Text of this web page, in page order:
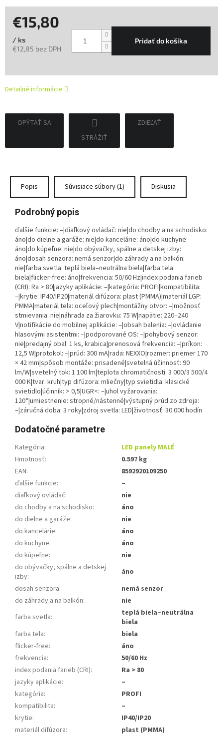
€15,80
/ ks
€12,85 bez DPH
Pridať do košíka
Detailné informácie
OPÝTAŤ SA
STRÁŽIŤ
ZDIEĽAŤ
Popis Súvisiace súbory (1) Diskusia
Podrobný popis
ďalšie funkcie: –|diaľkový ovládač: nie|do chodby a na schodisko:
áno|do dielne a garáže: nie|do kancelárie: áno|do kuchyne:
áno|do kúpeľne: nie|do obývačky, spálne a detskej izby:
áno|dosah senzora: nemá senzor|do záhrady a na balkón:
nie|farba svetla: teplá biela–neutrálna biela|farba tela:
biela|flicker-free: áno|frekvencia: 50/60 Hz|index podania farieb
(CRI): Ra > 80|jazyky aplikácie: –|kategória: PROFI|kompatibilita:
–|krytie: IP40/IP20|materiál difúzora: plast (PMMA)|materiál LGP:
PMMA|materiál tela: oceľový plech|montážny otvor: –|možnosť
stmievania: nie|náhrada za žiarovku: 75 W|napätie: 220–240
V|notifikácie do mobilnej aplikácie: –|obsah balenia: –|ovládanie
hlasovými asistentmi: –|podporované OS: –|pohybový senzor:
nie|predajný obal: 1 ks, krabica|prenosová frekvencia: –|príkon:
12,5 W|protokol: –|prúd: 300 mA|rada: NEXXO|rozmer: priemer 170
× 42 mm|spôsob montáže: prisadené|svetelná účinnosť: 90
lm/W|svetelný tok: 1 100 lm|teplota chromatičnosti: 3 000/3 500/4
000 K|tvar: kruh|typ difúzora: mliečny|typ svietidla: klasické
svietidlo|účinník: > 0,5|UGR<: –|uhol vyžarovania:
120°|umiestnenie: stropné/nástenné|výstupný prúd zo zdroja:
–|záručná doba: 3 roky|zdroj svetla: LED|životnosť: 30 000 hodín
Dodatočné parametre
Kategória:
LED panely MALÉ
Hmotnosť:
0.597 kg
EAN:
8592920109250
ďalšie funkcie:
–
diaľkový ovládač:
nie
do chodby a na schodisko:
áno
do dielne a garáže:
nie
do kancelárie:
áno
do kuchyne:
áno
do kúpeľne:
nie
do obývačky, spálne a detskej
izby:
áno
dosah senzora:
nemá senzor
do záhrady a na balkón:
nie
farba svetla:
teplá biela–neutrálna
biela
farba tela:
biela
flicker-free:
áno
frekvencia:
50/60 Hz
index podania farieb (CRI):
Ra > 80
jazyky aplikácie:
–
kategória:
PROFI
kompatibilita:
–
krytie:
IP40/IP20
materiál difúzora: plast (PMMA)